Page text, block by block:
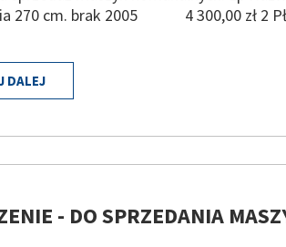
270 cm. brak 2005 4 300,00 zł 2
DALEJ
- DO SPRZEDANIA